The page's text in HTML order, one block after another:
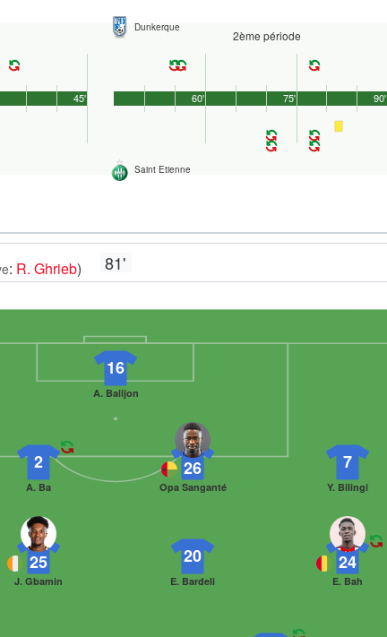
45'
Dunkerque
2ème période
Saint Etienne
90'
60' 75'
: R. Ghrieb) 81'
16
A. Balijon
7
Y. Bilingi
26
Opa Sanganté
2
A. Ba
24
E. Bah
20
E. Bardeli
25
J. Gbamin